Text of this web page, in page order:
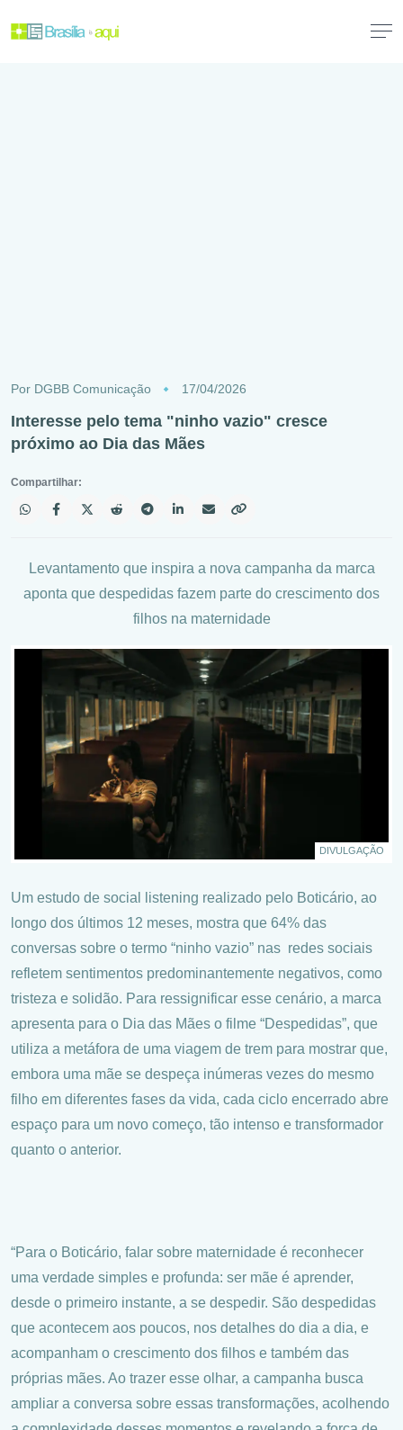
Por DGBB Comunicação 17/04/2026
Interesse pelo tema "ninho vazio" cresce
próximo ao Dia das Mães
Compartilhar:
Levantamento que inspira a nova campanha da marca
aponta que despedidas fazem parte do crescimento dos
filhos na maternidade
DIVULGAÇÃO
Um estudo de social listening realizado pelo Boticário, ao
longo dos últimos 12 meses, mostra que 64% das
conversas sobre o termo “ninho vazio” nas redes sociais
refletem sentimentos predominantemente negativos, como
tristeza e solidão. Para ressignificar esse cenário, a marca
apresenta para o Dia das Mães o filme “Despedidas”, que
utiliza a metáfora de uma viagem de trem para mostrar que,
embora uma mãe se despeça inúmeras vezes do mesmo
filho em diferentes fases da vida, cada ciclo encerrado abre
espaço para um novo começo, tão intenso e transformador
quanto o anterior.
“Para o Boticário, falar sobre maternidade é reconhecer
uma verdade simples e profunda: ser mãe é aprender,
desde o primeiro instante, a se despedir. São despedidas
que acontecem aos poucos, nos detalhes do dia a dia, e
acompanham o crescimento dos filhos e também das
próprias mães. Ao trazer esse olhar, a campanha busca
ampliar a conversa sobre essas transformações, acolhendo